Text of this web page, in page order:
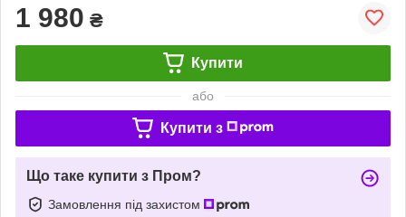
1 980 ₴
Купити
або
Купити з
Що таке купити з Пром?
Замовлення під захистом